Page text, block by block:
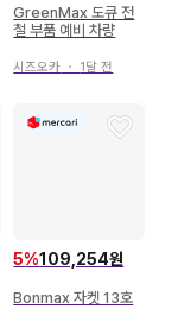
GreenMax 도큐 전
철 부품 예비 차량
시즈오카 ・ 1달 전
5%109,254원
Bonmax 자켓 13호